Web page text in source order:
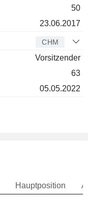
50
23.06.2017
CHM
Vorsitzender
63
05.05.2022
Hauptposition